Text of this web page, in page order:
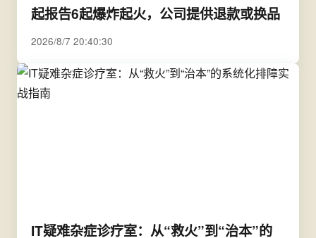
起报告6起爆炸起火，公司提供退款或换品
2026/8/7 20:40:30
IT疑难杂症诊疗室：从“救火”到“治本”的